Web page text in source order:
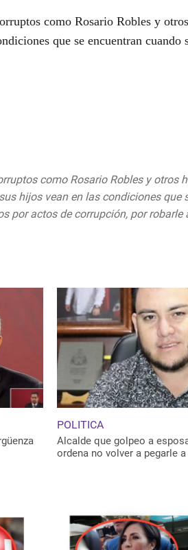
como Rosario Robles y
que se encuentran cuando
como Rosario Robles y otros
hijos vean en las condiciones que
por actos de corrupción, por robarle
POLITICA
Alcalde que golpeo a
ordena no volver a pegarle